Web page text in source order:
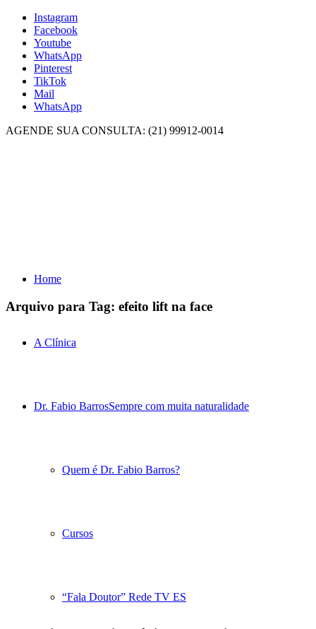
Instagram
Facebook
Youtube
WhatsApp
Pinterest
TikTok
Mail
WhatsApp
AGENDE SUA CONSULTA: (21) 99912-0014
Home
A Clínica
Dr. Fabio BarrosSempre com muita naturalidade
Quem é Dr. Fabio Barros?
Cursos
“Fala Doutor” Rede TV ES
Arquivo para Tag: efeito lift na face